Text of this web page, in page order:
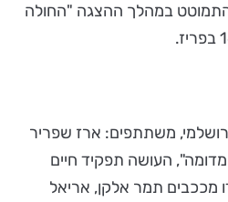
במהלך ההצגה "החולה
משתתפים: ארז שפריר
העושה תפקיד חיים
מככבים תמר אלקן, אריאל